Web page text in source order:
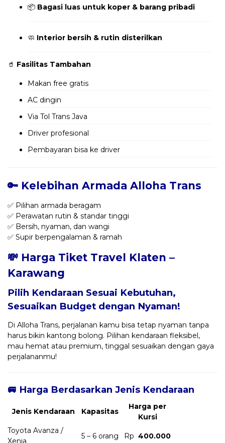
📦 Bagasi luas untuk koper & barang pribadi
🧼 Interior bersih & rutin disterilkan
🥤 Fasilitas Tambahan
Makan free gratis
AC dingin
Via Tol Trans Java
Driver profesional
Pembayaran bisa ke driver
🔑 Kelebihan Armada Alloha Trans
✅ Pilihan armada beragam
✅ Perawatan rutin & standar tinggi
✅ Bersih, nyaman, dan wangi
✅ Supir berpengalaman & ramah
💸 Harga Tiket Travel Klaten –
Karawang
Pilih Kendaraan Sesuai Kebutuhan,
Sesuaikan Budget dengan Nyaman!
Di Alloha Trans, perjalanan kamu bisa tetap nyaman tanpa
harus bikin kantong bolong. Pilihan kendaraan fleksibel,
mau hemat atau premium, tinggal sesuaikan dengan gaya
perjalananmu!
🚐 Harga Berdasarkan Jenis Kendaraan
Jenis Kendaraan Kapasitas
Harga per
Kursi
Toyota Avanza /
Xenia
5 – 6 orang Rp 400.000